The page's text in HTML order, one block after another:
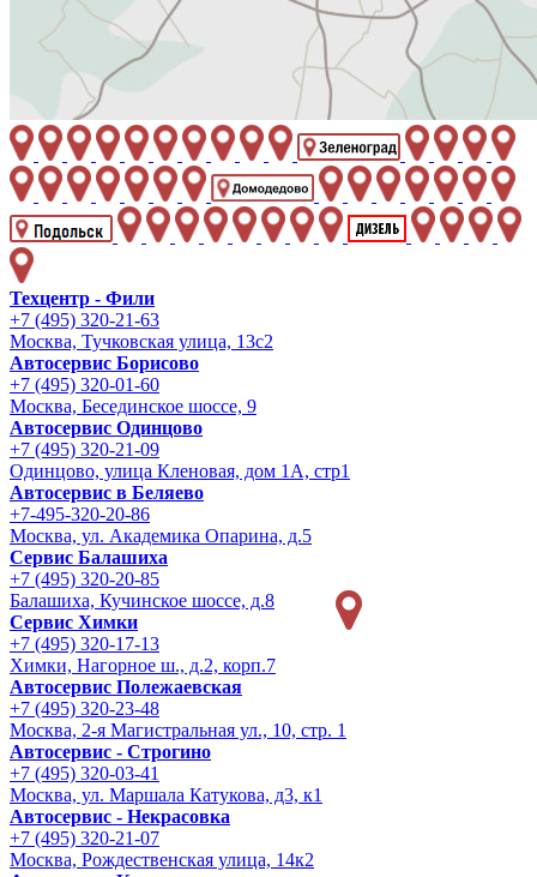
Техцентр - Фили
+7 (495) 320-21-63
Москва, Тучковская улица, 13с2
Автосервис Борисово
+7 (495) 320-01-60
Москва, Бесединское шоссе, 9
Автосервис Одинцово
+7 (495) 320-21-09
Одинцово, улица Кленовая, дом 1А, стр1
Автосервис в Беляево
+7-495-320-20-86
Москва, ул. Академика Опарина, д.5
Сервис Балашиха
+7 (495) 320-20-85
Балашиха, Кучинское шоссе, д.8
Сервис Химки
+7 (495) 320-17-13
Химки, Нагорное ш., д.2, корп.7
Автосервис Полежаевская
+7 (495) 320-23-48
Москва, 2-я Магистральная ул., 10, стр. 1
Автосервис - Строгино
+7 (495) 320-03-41
Москва, ул. Маршала Катукова, д3, к1
Автосервис - Некрасовка
+7 (495) 320-21-07
Москва, Рождественская улица, 14к2